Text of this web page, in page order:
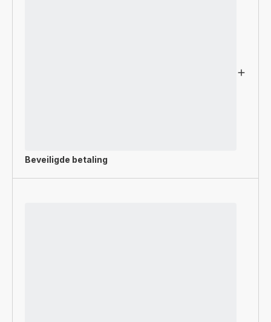
Beveiligde betaling